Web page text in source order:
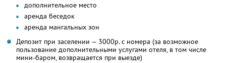
дополнительное место
аренда беседок
аренда мангальных зон
Депозит при заселении — 3000р. с номера (за возможное
пользование дополнительными услугами отеля, в том числе
мини-баром, возвращается при выезде)